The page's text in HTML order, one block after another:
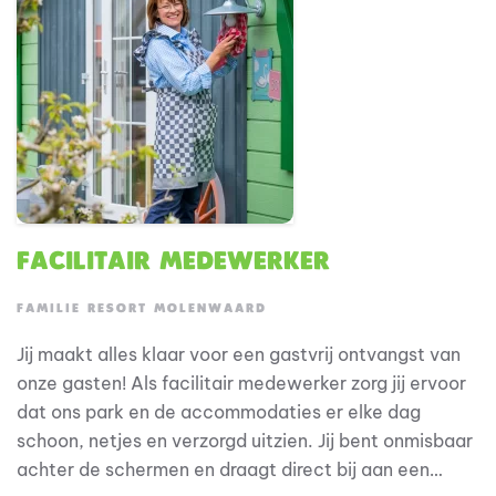
Facilitair Medewerker
FAMILIE RESORT MOLENWAARD
Jij maakt alles klaar voor een gastvrij ontvangst van
onze gasten! Als facilitair medewerker zorg jij ervoor
dat ons park en de accommodaties er elke dag
schoon, netjes en verzorgd uitzien. Jij bent onmisbaar
achter de schermen en draagt direct bij aan een